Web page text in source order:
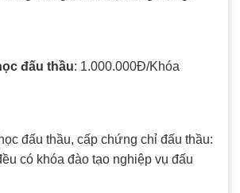
đấu thầu: 1.000.000Đ/Khóa
đấu thầu, cấp chứng chỉ đấu thầu:
có khóa đào tạo nghiệp vụ đấu